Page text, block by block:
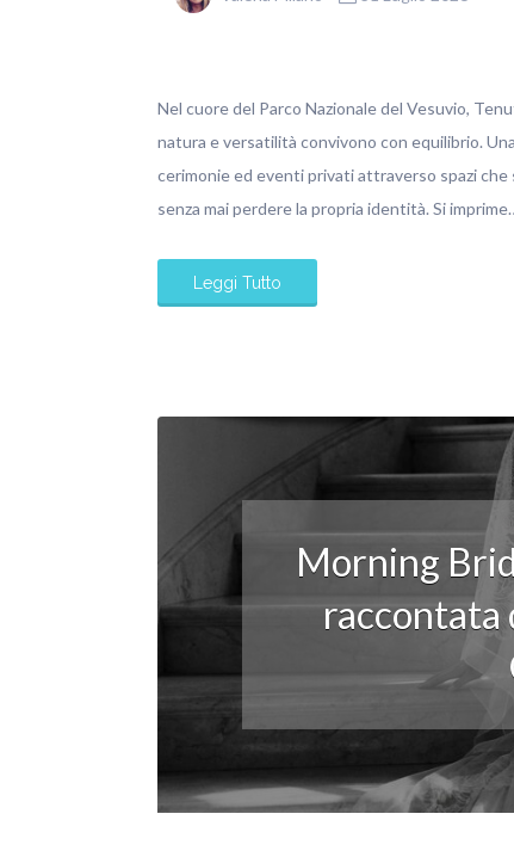
Nel cuore del Parco Nazionale del Vesuvio,
natura e versatilità convivono con equilibrio.
cerimonie ed eventi privati attraverso spazi
senza mai perdere la propria identità. Si
Leggi Tutto
Morning
raccontata